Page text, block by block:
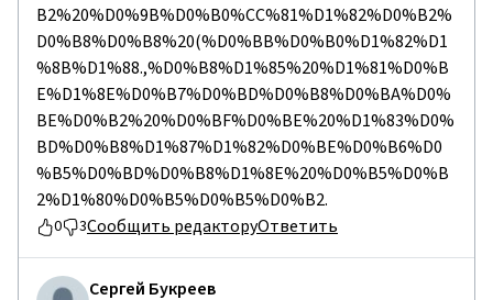
B2%20%D0%9B%D0%B0%CC%81%D1%82%D0%B2%
D0%B8%D0%B8%20(%D0%BB%D0%B0%D1%82%D1
%8B%D1%88.,%D0%B8%D1%85%20%D1%81%D0%B
E%D1%8E%D0%B7%D0%BD%D0%B8%D0%BA%D0%
BE%D0%B2%20%D0%BF%D0%BE%20%D1%83%D0%
BD%D0%B8%D1%87%D1%82%D0%BE%D0%B6%D0
%B5%D0%BD%D0%B8%D1%8E%20%D0%B5%D0%B
2%D1%80%D0%B5%D0%B5%D0%B2.
0 3Сообщить редакторуОтветить
Сергей Букреев